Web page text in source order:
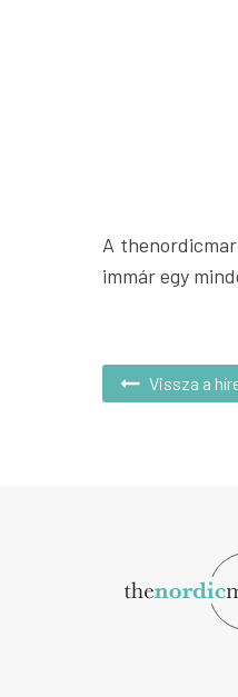
A
immár egy
Vissza a